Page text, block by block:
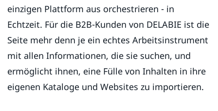
einzigen Plattform aus orchestrieren - in
Echtzeit. Für die B2B-Kunden von DELABIE ist die
Seite mehr denn je ein echtes Arbeitsinstrument
mit allen Informationen, die sie suchen, und
ermöglicht ihnen, eine Fülle von Inhalten in ihre
eigenen Kataloge und Websites zu importieren.